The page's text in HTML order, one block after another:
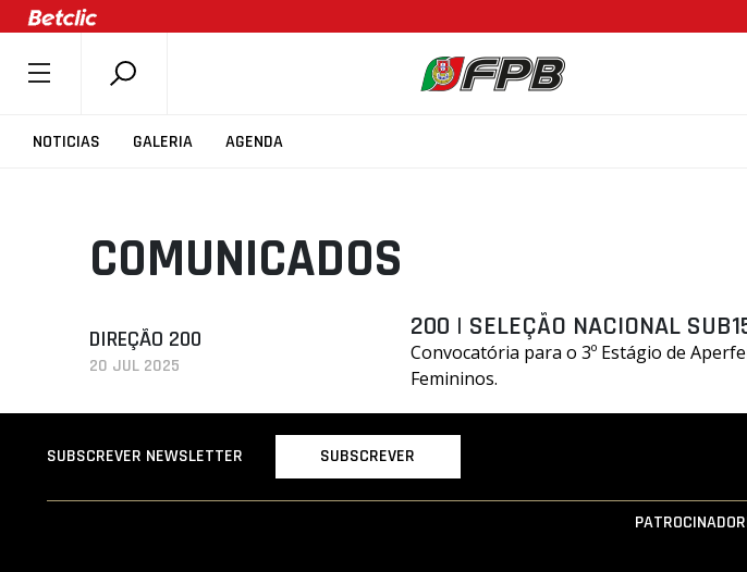
NOTICIAS GALERIA AGENDA
SOBRE A FPB
COMPETIÇÕES
ASSOCIAÇÕES
CLUBES
AGENTES
COMUNICADOS
DIREÇÃO 200
20 JUL 2025
200 | SELEÇÃO NACIONAL
Convocatória para o 3º Estágio de
Femininos.
SUBSCREVER NEWSLETTER SUBSCREVER